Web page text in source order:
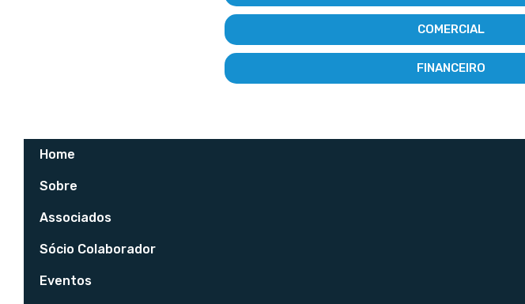
COMERCIAL
FINANCEIRO
Home
Sobre
Associados
Sócio Colaborador
Eventos